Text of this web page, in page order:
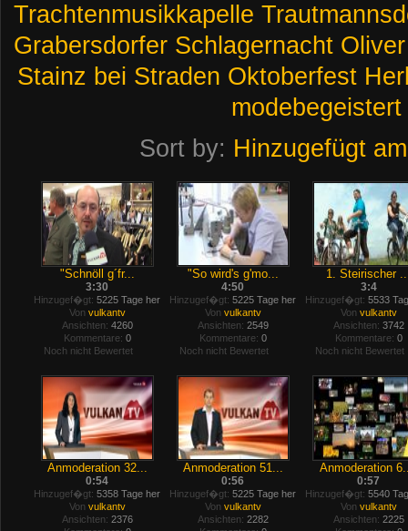
Trachtenmusikkapelle
Grabersdorfer Schlagernacht Oliver
Stainz bei Straden Oktoberfest
modebegeistert
Sort by: Hinzugefügt am
"Schnöll g´fr...
3:30
Hinzugef�gt: 5225 Tage her
Von vulkantv
Ansichten: 4260
Kommentare: 0
Noch nicht Bewertet
"So wird's g'mo...
4:50
Hinzugef�gt: 5225 Tage her
Von vulkantv
Ansichten: 2549
Kommentare: 0
Noch nicht Bewertet
1. Steirischer
3:4
Hinzugef�gt: 5533
Von vulkantv
Ansichten: 3742
Kommentare: 0
Noch nicht Bewertet
Anmoderation 32...
0:54
Hinzugef�gt: 5358 Tage her
Von vulkantv
Ansichten: 2376
Anmoderation 51...
0:56
Hinzugef�gt: 5225 Tage her
Von vulkantv
Ansichten: 2282
Anmoderation
0:57
Hinzugef�gt: 5540
Von vulkantv
Ansichten: 2225